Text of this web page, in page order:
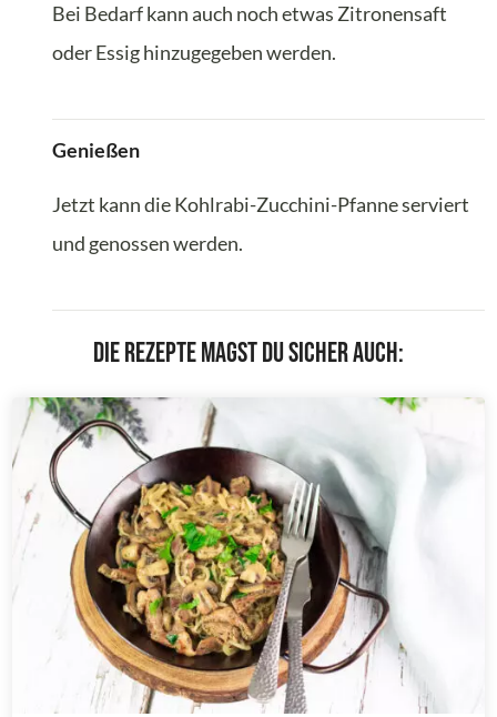
Bei Bedarf kann auch noch etwas Zitronensaft
oder Essig hinzugegeben werden.
Genießen
Jetzt kann die Kohlrabi-Zucchini-Pfanne serviert
und genossen werden.
Die Rezepte magst du sicher auch: